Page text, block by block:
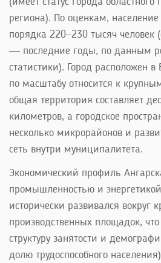
региона). По оценкам, население
порядка 220–230 тысяч человек
— последние годы, по данным
статистики). Город расположен
по масштабу относится к
общая территория составляет
километров, а городское
несколько микрорайонов и
сеть внутри муниципалитета.
Экономический профиль
промышленностью и
исторически развивался вокруг
производственных площадок,
структуру занятости и
долю трудоспособного